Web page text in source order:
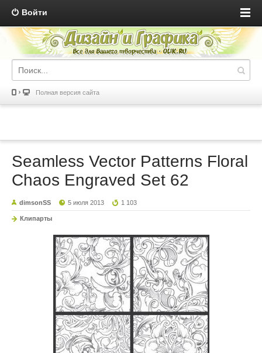
Войти
Полная версия сайта
Seamless Vector Patterns Floral
Chaos Engraved Set 62
dimsonSS 5 июля 2013 1 103
Клипарты